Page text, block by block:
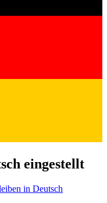
eingestellt
in Deutsch